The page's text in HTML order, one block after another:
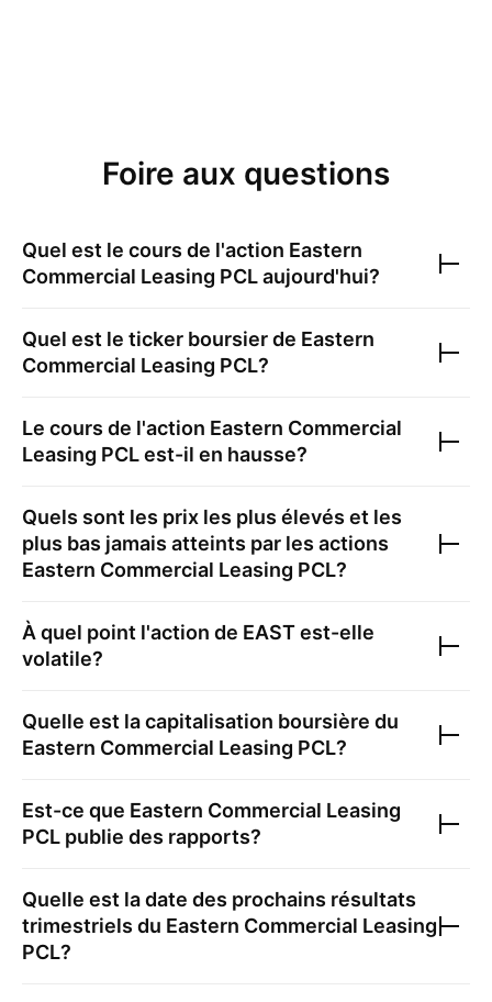
Foire aux questions
Quel est le cours de l'action Eastern
Commercial Leasing PCLaujourd'hui?
Quel est le ticker boursier de Eastern
Commercial Leasing PCL?
Le cours de l'action Eastern Commercial
Leasing PCLest-il en hausse?
Quels sont les prix les plus élevés et les
plus bas jamais atteints par les actions
Eastern Commercial Leasing PCL?
À quel point l'action de EASTest-elle
volatile?
Quelle est la capitalisation boursière du
Eastern Commercial Leasing PCL?
Est-ce que Eastern Commercial Leasing
PCL publie des rapports?
Quelle est la date des prochains résultats
trimestriels du Eastern Commercial Leasing
PCL?